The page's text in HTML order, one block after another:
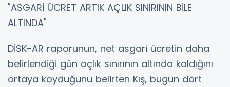
"ASGARİ ÜCRET ARTIK AÇLIK SINIRININ BİLE
ALTINDA"
DİSK-AR raporunun, net asgari ücretin daha
belirlendiği gün açlık sınırının altında kaldığını
ortaya koyduğunu belirten Kış, bugün dört